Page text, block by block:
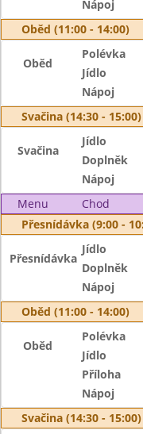
Nápoj
Oběd (11:00 - 14:00)
Oběd
Polévka
Jídlo
Nápoj
Svačina (14:30 - 15:00)
Svačina
Jídlo
Doplněk
Nápoj
Menu
Chod
Přesnídávka (9:00 -
Přesnídávka
Jídlo
Doplněk
Nápoj
Oběd (11:00 - 14:00)
Oběd
Polévka
Jídlo
Příloha
Nápoj
Svačina (14:30 - 15:00)